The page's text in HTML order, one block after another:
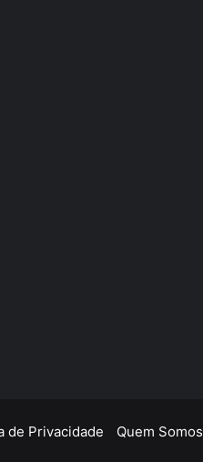
de Privacidade Quem Somos